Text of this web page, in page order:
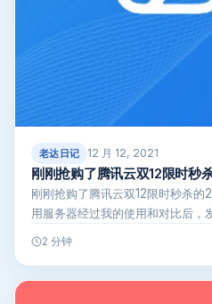
老达日记 12 月 12, 2021
刚刚抢购了腾讯云双12限时秒
刚刚抢购了腾讯云双12限时秒杀
用服务器经过我的使用和对比后，
2 分钟